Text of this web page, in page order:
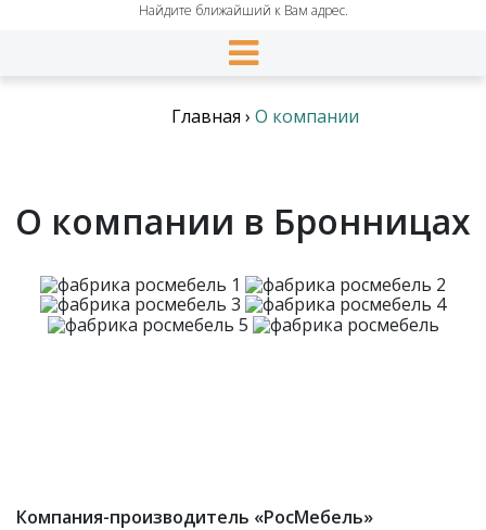
Найдите ближайший к Вам адрес.
Главная › О компании
О компании в Бронницах
Компания-производитель «РосМебель»